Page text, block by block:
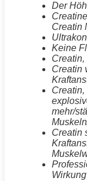
Der
Creatin
Keine
Creatin
mehr/
Creatin